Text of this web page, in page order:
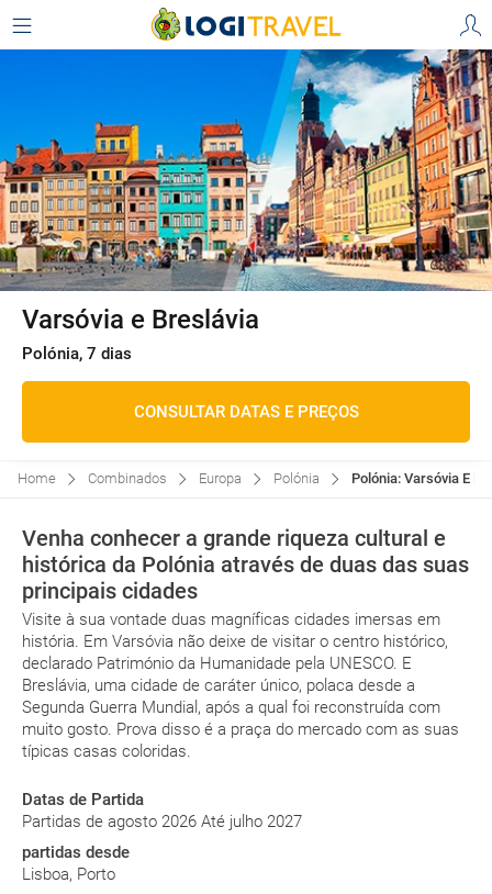
Varsóvia e Breslávia
Polónia, 7 dias
CONSULTAR DATAS E PREÇOS
Home Combinados Europa Polónia Polónia: Varsóvia E
Venha conhecer a grande riqueza cultural e
histórica da Polónia através de duas das suas
principais cidades
Visite à sua vontade duas magníficas cidades imersas em
história. Em Varsóvia não deixe de visitar o centro histórico,
declarado Património da Humanidade pela UNESCO. E
Breslávia, uma cidade de caráter único, polaca desde a
Segunda Guerra Mundial, após a qual foi reconstruída com
muito gosto. Prova disso é a praça do mercado com as suas
típicas casas coloridas.
Datas de Partida
Partidas de agosto 2026 Até julho 2027
partidas desde
Lisboa, Porto